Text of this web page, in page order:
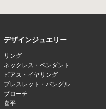
デザインジュエリー
リング
ネックレス・ペンダント
ピアス・イヤリング
ブレスレット・バングル
ブローチ
喜平